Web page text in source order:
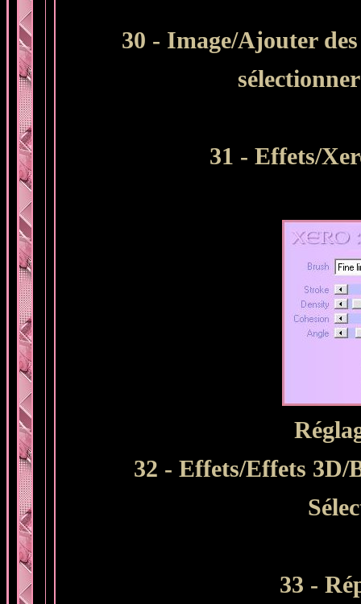
30 - Image/Ajouter
31 - Effets/
32 - Effets/Effets 3D/
33 -